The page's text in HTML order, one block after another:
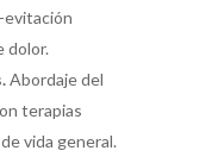
evitación
dolor.
Abordaje del
terapias
vida general.